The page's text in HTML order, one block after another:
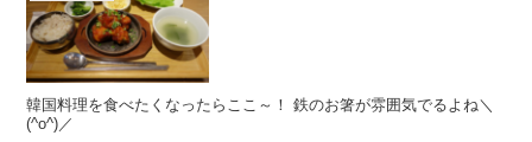
韓国料理を食べたくなったらここ～！ 鉄のお箸が雰囲気でるよね＼
(^o^)／